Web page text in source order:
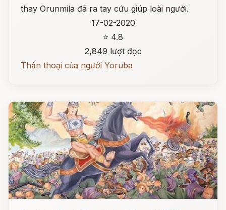
thay Orunmila đã ra tay cứu giúp loài người.
17-02-2020
⭐ 4.8
2,849 lượt đọc
Thần thoại của người Yoruba